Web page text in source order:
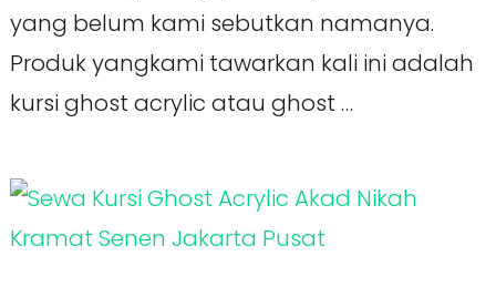
yang belum kami sebutkan namanya.
Produk yangkami tawarkan kali ini adalah
kursi ghost acrylic atau ghost …